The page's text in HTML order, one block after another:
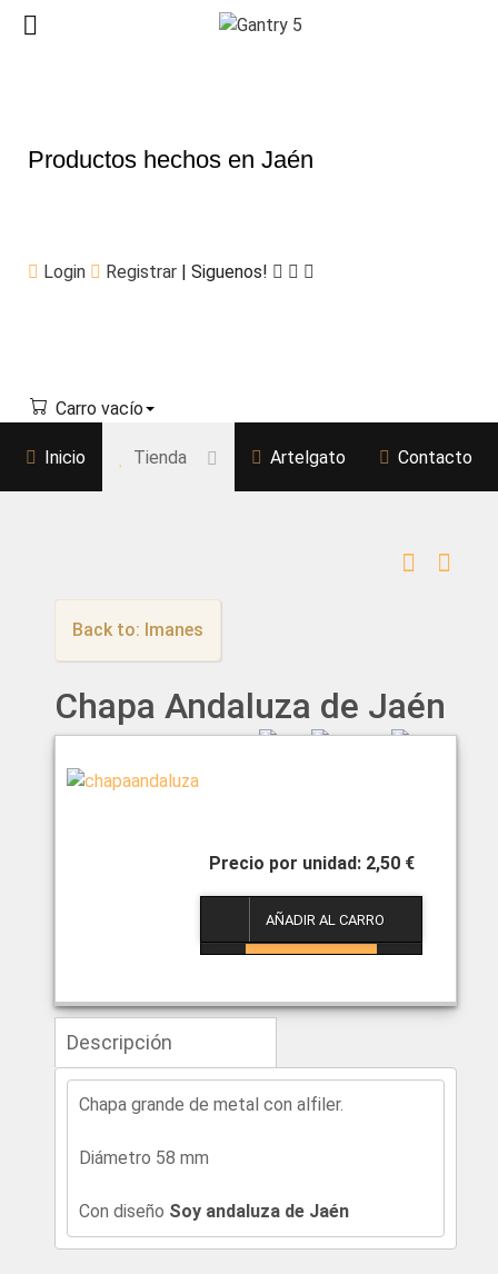
Productos hechos en Jaén
Login Registrar | Siguenos!
Carro vacío
Inicio Tienda Artelgato Contacto
Back to: Imanes
Chapa Andaluza de Jaén
2,50 €
Descripción
Chapa grande de metal con alfiler.
Diámetro 58 mm
Con diseño Soy andaluza de Jaén